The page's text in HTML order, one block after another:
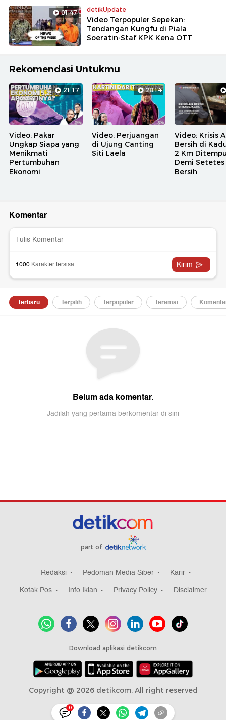
01:47 detikUpdate
Video Terpopuler Sepekan:
Tendangan Kungfu di Piala
Soeratin-Staf KPK Kena OTT
Rekomendasi Untukmu
21:17
Video: Pakar
Ungkap Siapa yang
Menikmati
Pertumbuhan
Ekonomi
28:14
Video: Perjuangan
di Ujung Canting
Siti Laela
Video: Krisis
Bersih di
2 Km
Demi Setetes
Bersih
0
part of
Redaksi Pedoman Media Siber
Karir
Kotak Pos
Info Iklan Privacy Policy Disclaimer
Download aplikasi detikcom
Copyright @ 2026 detikcom, All right reserved